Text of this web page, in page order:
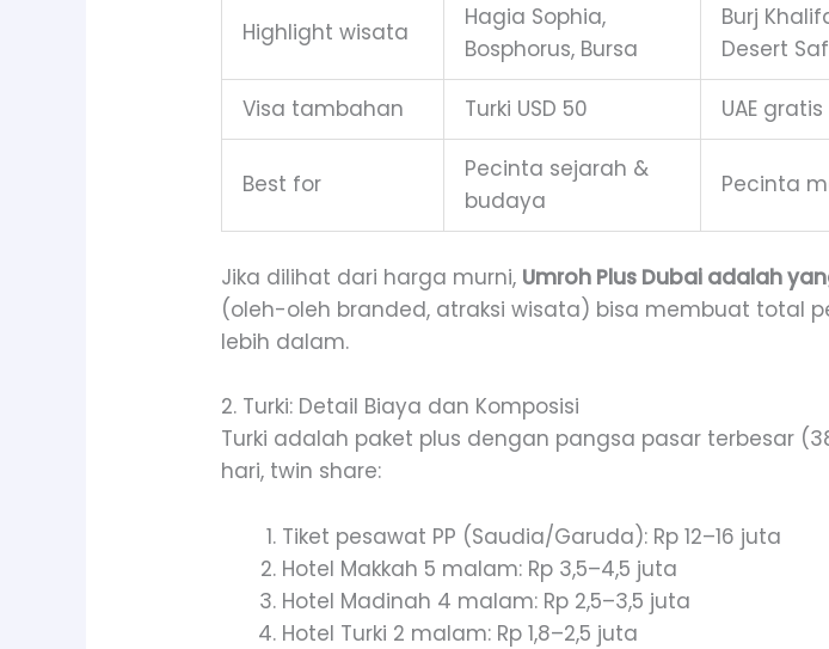
Highlight wisata
Hagia Sophia,
Bosphorus, Bursa
Burj
Desert
Visa tambahan Turki USD 50 UAE gratis
Best for
Pecinta sejarah &
budaya
Pecinta
Jika dilihat dari harga murni, Umroh Plus Dubai adalah
(oleh-oleh branded, atraksi wisata) bisa membuat total
lebih dalam.
2. Turki: Detail Biaya dan Komposisi
Turki adalah paket plus dengan pangsa pasar terbesar
hari, twin share:
Tiket pesawat PP (Saudia/Garuda): Rp 12–16 juta
Hotel Makkah 5 malam: Rp 3,5–4,5 juta
Hotel Madinah 4 malam: Rp 2,5–3,5 juta
Hotel Turki 2 malam: Rp 1,8–2,5 juta